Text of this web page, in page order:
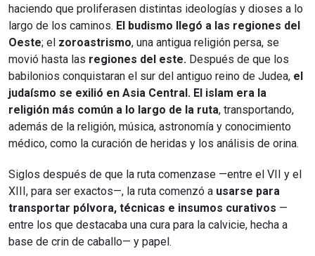
haciendo que proliferasen distintas ideologías y dioses a lo
largo de los caminos. El budismo llegó a las regiones del
Oeste; el zoroastrismo, una antigua religión persa, se
movió hasta las regiones del este. Después de que los
babilonios conquistaran el sur del antiguo reino de Judea, el
judaísmo se exilió en Asia Central. El islam era la
religión más común a lo largo de la ruta, transportando,
además de la religión, música, astronomía y conocimiento
médico, como la curación de heridas y los análisis de orina.
Siglos después de que la ruta comenzase —entre el VII y el
XIII, para ser exactos—, la ruta comenzó a usarse para
transportar pólvora, técnicas e insumos curativos —
entre los que destacaba una cura para la calvicie, hecha a
base de crin de caballo— y papel.